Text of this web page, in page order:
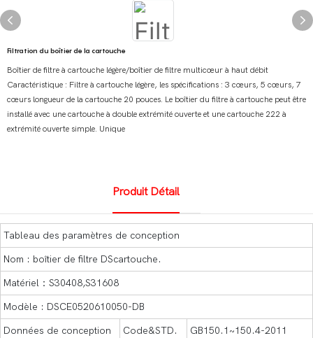
Filtration du boîtier de la cartouche
Boîtier de filtre à cartouche légère/boîtier de filtre multicœur à haut débit
Caractéristique : Filtre à cartouche légère, les spécifications : 3 cœurs, 5 cœurs, 7
cœurs longueur de la cartouche 20 pouces. Le boîtier du filtre à cartouche peut être
installé avec une cartouche à double extrémité ouverte et une cartouche 222 à
extrémité ouverte simple. Unique
Produit Détail
Tableau des paramètres de conception
Nom : boîtier de filtre DScartouche.
Matériel：S30408,S31608
Modèle : DSCE0520610050-DB
Données de conception
Code&STD.
GB150.1~150.4-2011